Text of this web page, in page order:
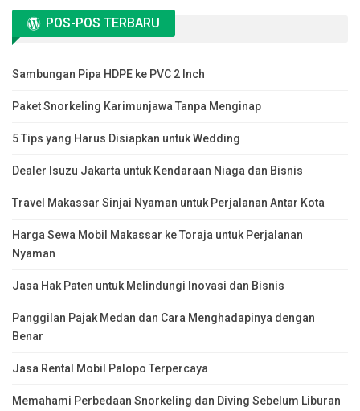
POS-POS TERBARU
Sambungan Pipa HDPE ke PVC 2 Inch
Paket Snorkeling Karimunjawa Tanpa Menginap
5 Tips yang Harus Disiapkan untuk Wedding
Dealer Isuzu Jakarta untuk Kendaraan Niaga dan Bisnis
Travel Makassar Sinjai Nyaman untuk Perjalanan Antar Kota
Harga Sewa Mobil Makassar ke Toraja untuk Perjalanan
Nyaman
Jasa Hak Paten untuk Melindungi Inovasi dan Bisnis
Panggilan Pajak Medan dan Cara Menghadapinya dengan
Benar
Jasa Rental Mobil Palopo Terpercaya
Memahami Perbedaan Snorkeling dan Diving Sebelum Liburan